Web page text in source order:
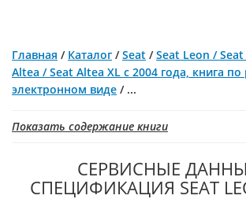
Главная / Каталог /Seat /Seat Leon /
Altea / Seat Altea XL с 2004 года, книга
электронном виде / ...
Показать содержание книги
СЕРВИСНЫЕ
СПЕЦИФИКАЦИЯ SEAT